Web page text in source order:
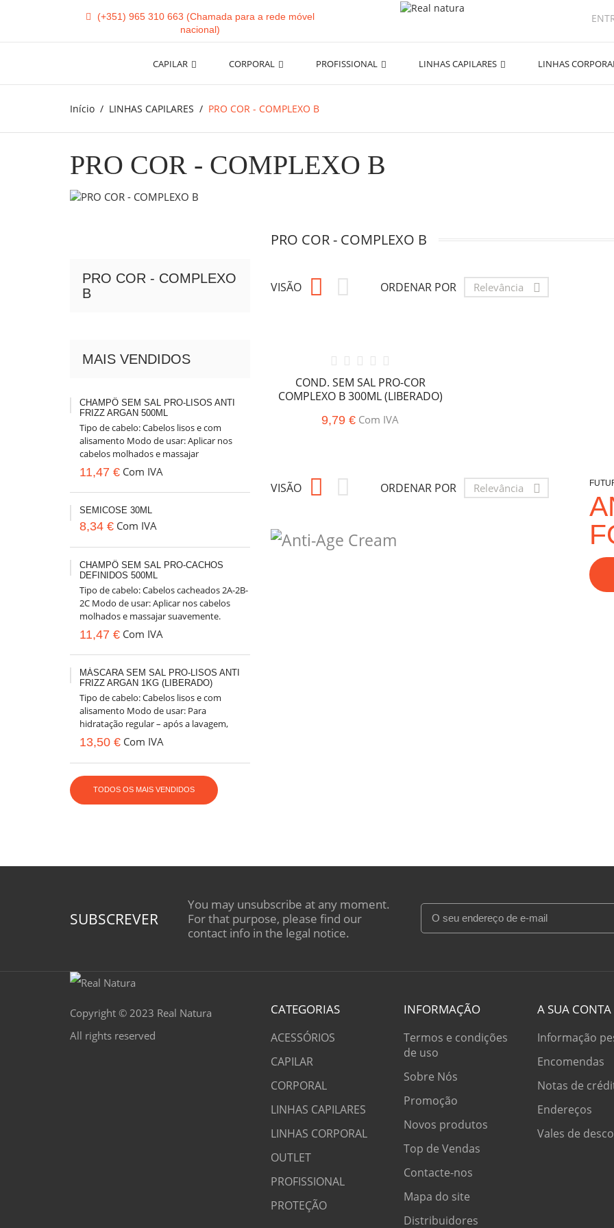
(+351) 965 310 663
CAPILAR CORPORAL PROFISSIONAL LINHAS CAPILARES LINHAS
Início LINHAS CAPILARES PRO COR - COMPLEXO B
PRO COR - COMPLEXO B
PRO COR - COMPLEXO
B
MAIS VENDIDOS
CHAMPÔ SEM SAL PRO-LISOS ANTI
FRIZZ ARGAN 500ML
Tipo de cabelo: Cabelos lisos e com
alisamento Modo de usar: Aplicar nos
cabelos molhados e massajar
suavemente. Enxaguar até retirar todo
o...
11,47 € Com IVA
SEMICOSE 30ML
8,34 € Com IVA
CHAMPÔ SEM SAL PRO-CACHOS
DEFINIDOS 500ML
Tipo de cabelo: Cabelos cacheados 2A-2B-
2C Modo de usar: Aplicar nos cabelos
molhados e massajar suavemente.
Enxaguar até retirar todo o champô....
11,47 € Com IVA
MÁSCARA SEM SAL PRO-LISOS ANTI
FRIZZ ARGAN 1KG (LIBERADO)
Tipo de cabelo: Cabelos lisos e com
alisamento Modo de usar: Para
hidratação regular – após a lavagem,
aplicar por todo o cabelo
húmido/molhado....
13,50 € Com IVA
TODOS OS MAIS VENDIDOS
PRO COR - COMPLEXO B
VISÃO   ORDENAR POR Relevância 
COND. SEM SAL PRO-COR
COMPLEXO B 300ML (LIBERADO)
9,79 € Com IVA
VISÃO   ORDENAR POR Relevância 
SUBSCREVER
You may unsubscribe at any moment.
For that purpose, please find our
contact info in the legal notice.
Copyright © 2023 Real Natura
All rights reserved
CATEGORIAS
ACESSÓRIOS
CAPILAR
CORPORAL
LINHAS CAPILARES
LINHAS CORPORAL
OUTLET
PROFISSIONAL
PROTEÇÃO
INFORMAÇÃO
Termos e condições
de uso
Sobre Nós
Promoção
Novos produtos
Top de Vendas
Contacte-nos
Mapa do site
Distribuidores
A SUA CONTA
Informação
Encomendas
Notas de
Endereços
Vales de